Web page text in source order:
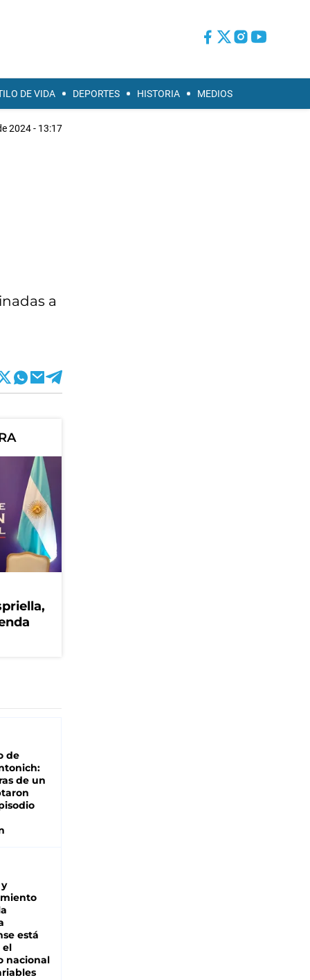
DE VIDA DEPORTES HISTORIA MEDIOS
2024 - 13:17
a
de
de un
está
el
nacional